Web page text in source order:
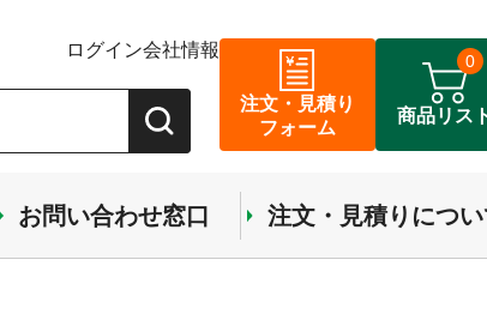
ログイン会社情報
注文・見積り
フォーム
商品リス
0
お問い合わせ窓口 注文・見積りにつ